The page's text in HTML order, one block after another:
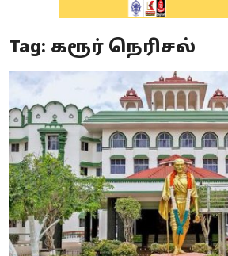
Special Story
Business
Crime
Tamilnadu
National
Tag: கரூர் நெரிசல்